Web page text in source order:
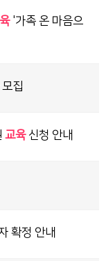
'가족 온 마음으
집
교육신청 안내
확정 안내